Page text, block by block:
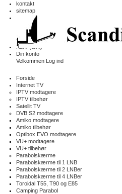
kontakt
sitemap
Kurv (tom)
Din konto
Velkommen Log ind
Forside
Internet TV
IPTV modtagere
IPTV tilbehør
Satellit TV
DVB S2 modtagere
Amiko modtagere
Amiko tilbehør
Optibox EVO modtagere
VU+ modtagere
VU+ tilbehør
Parabolskærme
Parabolskærme til 1 LNB
Parabolskærme til 2 LNBer
Parabolskærme til 4 LNBer
Toroidal T55, T90 og E85
Camping Parabol